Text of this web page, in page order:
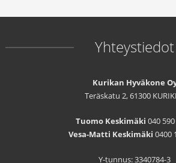
Yhteystiedot
Kurikan Hyväkone
Teräskatu 2, 61300
Tuomo Keskimäki 040
Vesa-Matti Keskimäki 0400
Y-tunnus: 3340784-3